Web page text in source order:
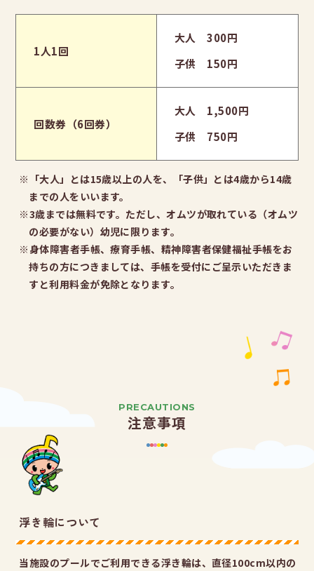
1人1回
大人 300円
子供 150円
回数券（6回券）
大人 1,500円
子供 750円
※「大人」とは15歳以上の人を、「子供」とは4歳から14歳
までの人をいいます。
※3歳までは無料です。ただし、オムツが取れている（オムツ
の必要がない）幼児に限ります。
※身体障害者手帳、療育手帳、精神障害者保健福祉手帳をお
持ちの方につきましては、手帳を受付にご呈示いただきま
すと利用料金が免除となります。
PRECAUTIONS
注意事項
浮き輪について
当施設のプールでご利用できる浮き輪は、直径100cm以内の